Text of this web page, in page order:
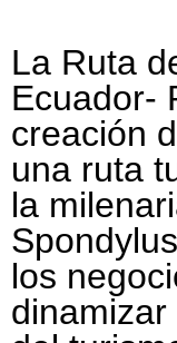
La Ruta
Ecuador-
creación
una ruta
la
los